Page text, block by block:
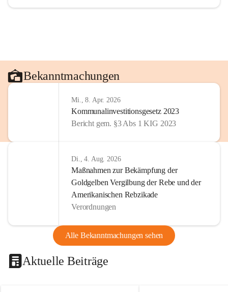
Bekanntmachungen
Mi., 8. Apr. 2026
Kommunalinvestitionsgesetz 2023
Bericht gem. §3 Abs 1 KIG 2023
Di., 4. Aug. 2026
Maßnahmen zur Bekämpfung der
Goldgelben Vergilbung der Rebe und der
Amerikanischen Rebzikade
Verordnungen
Alle Bekanntmachungen sehen
Aktuelle Beiträge